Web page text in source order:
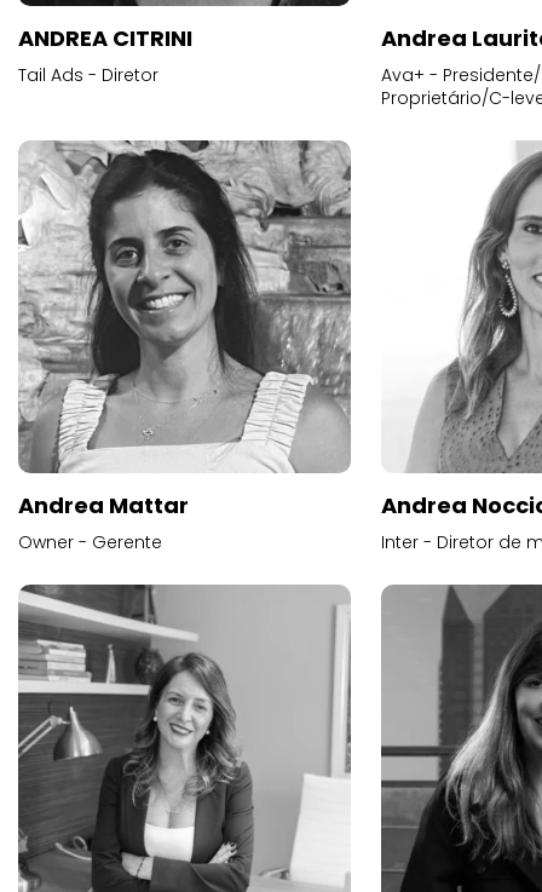
ANDREA CITRINI
Tail Ads - Diretor
Andrea
Ava+ -
Proprietário/C-
Andrea Mattar
Owner - Gerente
Andrea
Inter - Diretor de